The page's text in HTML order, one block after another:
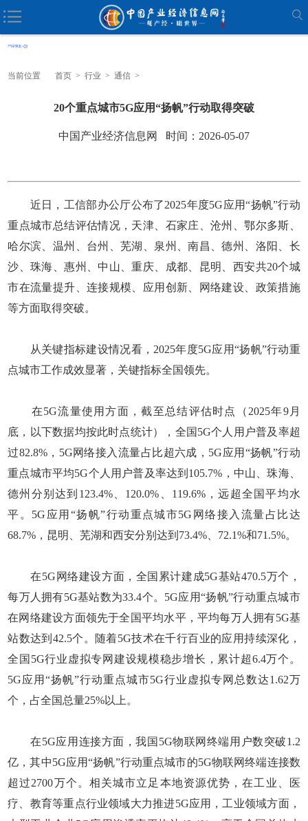
当前位置 首页 > 行业 > 通信 >
20个重点城市5G应用“扬帆”行动取得突破
中国产业经济信息网 时间：2026-05-07
近日，工信部办公厅公布了2025年度5G应用“扬帆”行动
重点城市总结评估情况，天津、石家庄、沧州、鄂尔多斯、
哈尔滨、温州、台州、芜湖、泉州、南昌、德州、洛阳、长
沙、珠海、惠州、中山、重庆、成都、昆明、西安共20个城
市在流量提升、连接规模、应用创新、网络建设、政策措施
等方面取得突破。
从关键指标建设情况看，2025年度5G应用“扬帆”行动重
点城市工作成效显著，关键指标全国领先。
在5G流量使用方面，截至总结评估时点（2025年9月
底，以下数据均按此时点统计），全国5G个人用户普及率超
过82.8%，5G网络接入流量占比超六成，5G应用“扬帆”行动
重点城市平均5G个人用户普及率达到105.7%，中山、珠海、
德州分别达到123.4%、120.0%、119.6%，远超全国平均水
平。5G应用“扬帆”行动重点城市5G网络接入流量占比达
68.7%，昆明、芜湖和西安分别达到73.4%、72.1%和71.5%。
在5G网络建设方面，全国累计建成5G基站470.5万个，
每万人拥有5G基站数为33.4个。5G应用“扬帆”行动重点城市
在网络建设方面领先于全国平均水平，平均每万人拥有5G基
站数达到42.5个。随着5G技术在千行百业的应用持续深化，
全国5G行业虚拟专网建设规模稳步增长，累计超6.4万个。
5G应用“扬帆”行动重点城市5G行业虚拟专网总数达1.62万
个，占全国总量25%以上。
在5G应用连接方面，我国5G物联网终端用户数突破1.2
亿，其中5G应用“扬帆”行动重点城市的5G物联网终端连接数
超过2700万个。相关城市立足本地资源优势，在工业、医
疗、教育等重点行业领域大力推进5G应用，工业领域方面，